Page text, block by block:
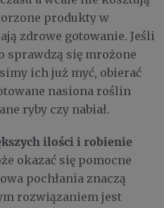
produkty w
zdrowe gotowanie. Jeśli
sprawdzą się mrożone
ich już myć, obierać
nasiona roślin
ryby czy nabiał.
ilości i robienie
okazać się pomocne
pochłania znaczą
rozwiązaniem jest